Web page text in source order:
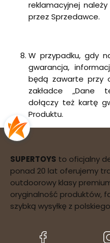
reklamacyjnej
przez Sprzedawce.
W przypadku, gdy
gwarancja,
będą zawarte przy
zakładce „Dane
dołączy też kartę
Produktu.
SUPERTOYS to oficjalny
ponad 20 lat oferujemy
outdoorowy klasy
oryginalność produktów,
szybką wysyłkę z